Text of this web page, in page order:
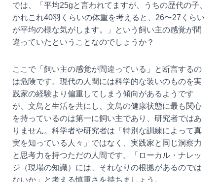
では、「平均25gと言われてますが、うちの歴代の子、
かれこれ40羽くらいの体重を考えると、26〜27くらい
が平均の様な気がします。」という飼い主の感覚が間
違っていたということなのでしょうか？
ここで「飼い主の感覚が間違っている」と断言するの
は危険です。現代の人間には科学的な装いのものを実
践家の経験より偏重してしまう傾向があるようです
が、文鳥と生活を共にし、文鳥の健康状態に最も関心
を持っているのは第一に飼い主であり、研究者ではあ
りません。科学者や研究者は「特別な訓練によって真
実を知っている人々」ではなく、実践家と同じ洞察力
と思考力を持つただの人間です。「ローカル・ナレッ
ジ（現場の知識）には、それなりの根拠があるのでは
ないか」と考える慎重さを持ちましょう。